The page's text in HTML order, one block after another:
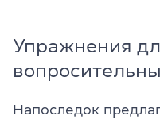
Упражнения
Напоследок